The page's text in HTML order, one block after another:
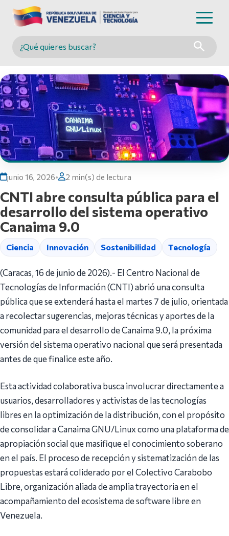
Buscar en MINCYT
junio 16, 2026• 2 min(s) de lectura
CNTI abre consulta pública para el
desarrollo del sistema operativo
Canaima 9.0
Ciencia Innovación Sostenibilidad Tecnología
(Caracas, 16 de junio de 2026).- El Centro Nacional de
Tecnologías de Información (CNTI) abrió una consulta
pública que se extenderá hasta el martes 7 de julio, orientada
a recolectar sugerencias, mejoras técnicas y aportes de la
comunidad para el desarrollo de Canaima 9.0, la próxima
versión del sistema operativo nacional que será presentada
antes de que finalice este año.
Esta actividad colaborativa busca involucrar directamente a
usuarios, desarrolladores y activistas de las tecnologías
libres en la optimización de la distribución, con el propósito
de consolidar a Canaima GNU/Linux como una plataforma de
apropiación social que masifique el conocimiento soberano
en el país. El proceso de recepción y sistematización de las
propuestas estará coliderado por el Colectivo Carabobo
Libre, organización aliada de amplia trayectoria en el
acompañamiento del ecosistema de software libre en
Venezuela.